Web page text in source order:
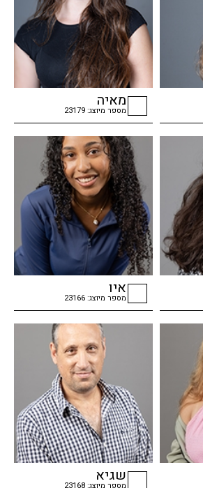
checkbox
מאיה
מספר מיוצג: 23179
checkbox
איו
מספר מיוצג: 23166
שגיא
מספר מיוצג: 23168